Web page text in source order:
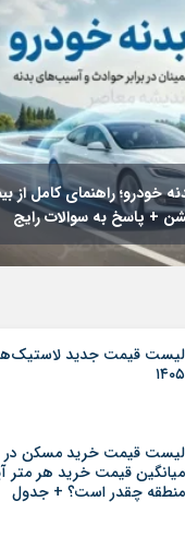
خودرو؛ راهنمای کامل از
+ پاسخ به سوالات رایج
لیست قیمت جدید
۱۴۰۵
میانگین قیمت خرید هر متر
منطقه چقدر است؟ + جدول